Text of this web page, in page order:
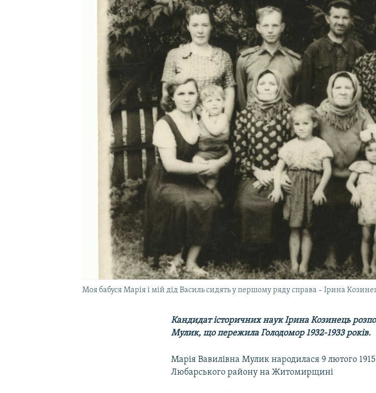
УКРАЇНСЬКА ПРОБЛЕМА КРИМУ
Моя бабуся Марія і мій дід Василь сидять у першому ряду справа – Ірина
Кандидат історичних наук Ірина Козинець
Мулик, що пережила Голодомор 1932-1933 років.
Марія Вавилівна Мулик народилася 9 лютого
Любарського району на Житомирщині